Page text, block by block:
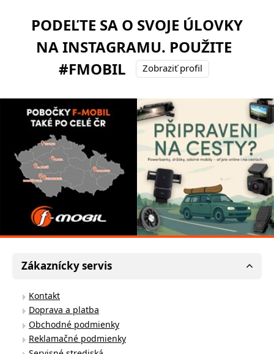
PODEĽTE SA O SVOJE ÚLOVKY
NA INSTAGRAMU. POUŽITE
#FMOBIL
Zobraziť profil
Zákaznícky servis
Kontakt
Doprava a platba
Obchodné podmienky
Reklamačné podmienky